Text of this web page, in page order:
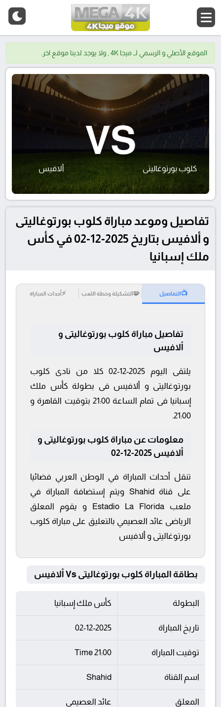
الموقع الأصلي و الرسمي لــ ميجا 4K , ولا يوجد لدينا موقع اخر.
كلوب بورتوغاليتى
VS
ألافيس
تفاصيل وموعد مباراة كلوب بورتوغاليتى
و ألافيس بتاريخ 2025-12-02 في كأس
ملك إسبانيا
📺التفاصيل 🧩التشكيلة وخطة اللعب ⚡أحداث المباراة
تفاصيل مباراة كلوب بورتوغاليتى و
ألافيس
يلتقى اليوم 2025-12-02 كلا من نادى كلوب
بورتوغاليتى و ألافيس فى بطولة كأس ملك
إسبانيا فى تمام الساعة 21:00 بتوقيت القاهرة و
21:00.
معلومات عن مباراة كلوب بورتوغاليتى و
ألافيس 2025-12-02
تنقل أحداث المباراة في الوطن العربي فضائيا
على قناة Shahid ويتم إستضافة المباراة في
ملعب Estadio La Florida و يقوم المعلق
الرياضى عائد العصيمي بالتعليق على مباراة كلوب
بورتوغاليتى و ألافيس
بطاقة المباراة كلوب بورتوغاليتى Vs ألافيس
البطولة كأس ملك إسبانيا
تاريخ المباراة 02-12-2025
توقيت المباراة 21:00 Time
اسم القناة Shahid
المعلق عائد العصيمي